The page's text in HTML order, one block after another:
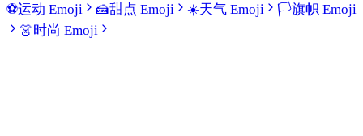
⚽运动 Emoji 🍰甜点 Emoji ☀️天气 Emoji 🏳️旗帜 Emoji
👗时尚 Emoji